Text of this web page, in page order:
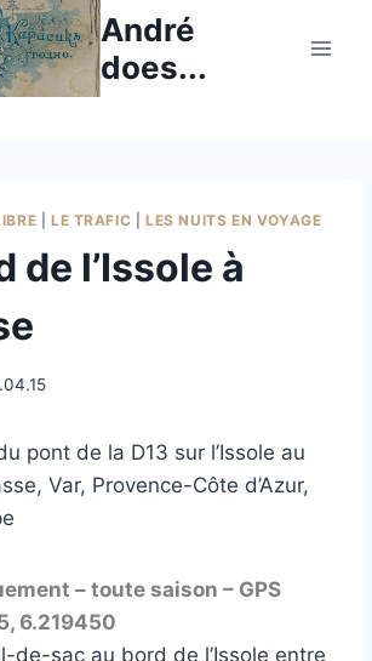
André
does...
LE TRAFIC |LES NUITS EN VOYAGE
de l’Issole à
pont de la D13 sur l’Issole au
Var, Provence-Côte d’Azur,
– toute saison – GPS
6.219450
de-sac au bord de l’Issole entre